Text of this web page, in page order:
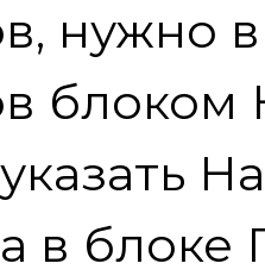
нужно
блоком
в